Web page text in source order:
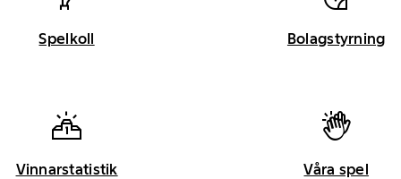
Spelkoll Bolagstyrning
Vinnarstatistik Våra spel